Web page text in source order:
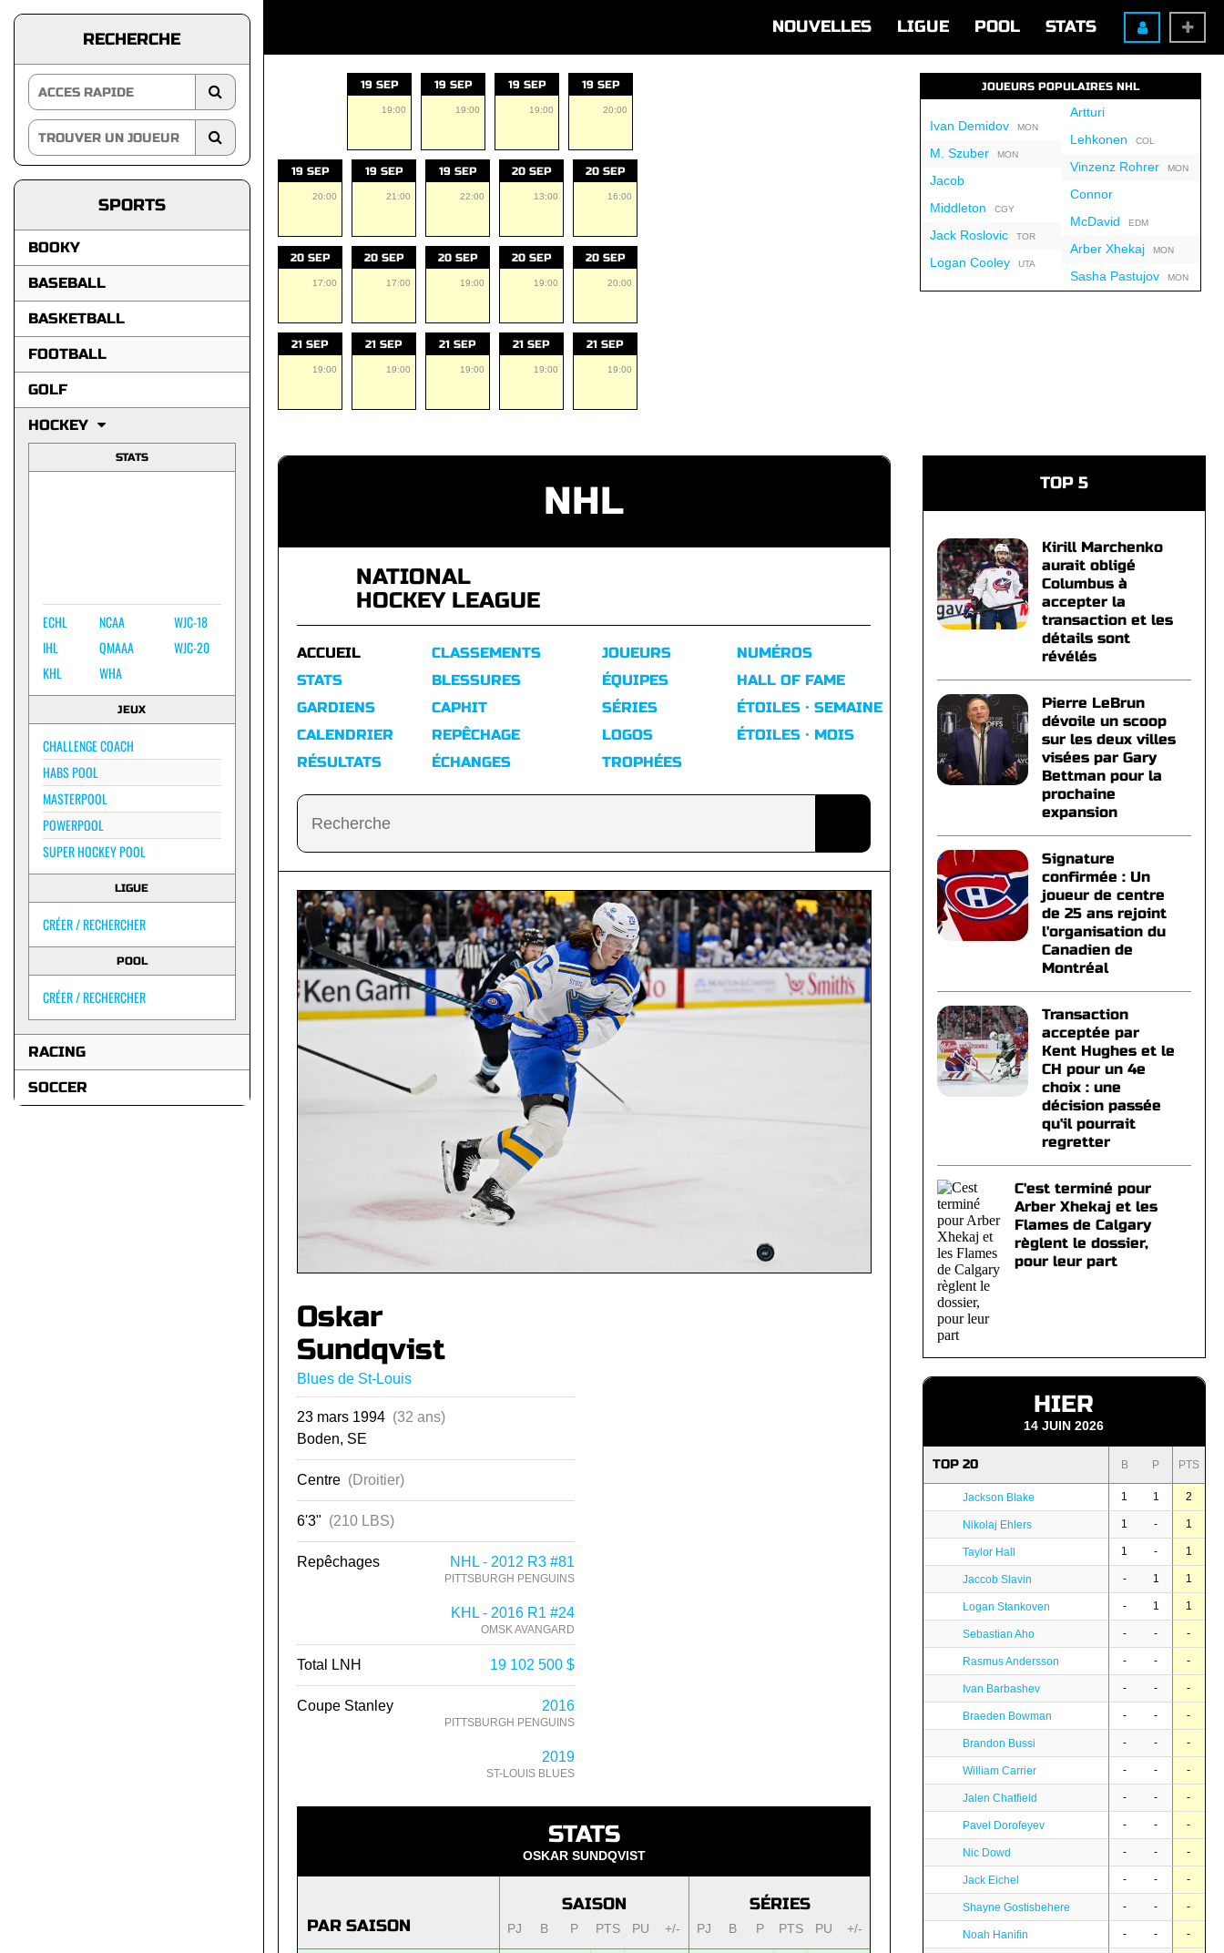
NOUVELLES LIGUE POOL STATS
RECHERCHE
SPORTS
BOOKY
BASEBALL
BASKETBALL
FOOTBALL
GOLF
HOCKEY
STATS
ECHL
IHL
KHL
NCAA
QMAAA
WHA
WJC-18
WJC-20
JEUX
CHALLENGE COACH
HABS POOL
MASTERPOOL
POWERPOOL
SUPER HOCKEY POOL
LIGUE
CRÉER / RECHERCHER
POOL
CRÉER / RECHERCHER
RACING
SOCCER
19 SEP
19:00
19 SEP
19:00
19 SEP
19:00
19 SEP
20:00
19 SEP
20:00
19 SEP
21:00
19 SEP
22:00
20 SEP
13:00
20 SEP
16:00
20 SEP
17:00
20 SEP
17:00
20 SEP
19:00
20 SEP
19:00
20 SEP
20:00
21 SEP
19:00
21 SEP
19:00
21 SEP
19:00
21 SEP
19:00
21 SEP
19:00
JOUEURS POPULAIRES NHL
Ivan DemidovMON
M. SzuberMON
Jacob
Middleton CGY
Jack RoslovicTOR
Logan CooleyUTA
Artturi
Lehkonen COL
Vinzenz RohrerMON
Connor
McDavid EDM
Arber XhekajMON
Sasha PastujovMON
NHL
NATIONAL
HOCKEY LEAGUE
ACCUEIL
STATS
GARDIENS
CALENDRIER
RÉSULTATS
CLASSEMENTS
BLESSURES
CAPHIT
REPÊCHAGE
ÉCHANGES
JOUEURS
ÉQUIPES
SÉRIES
LOGOS
TROPHÉES
NUMÉROS
HALL OF FAME
ÉTOILES · SEMAINE
ÉTOILES · MOIS
Oskar
Sundqvist
Blues de St-Louis
23 mars 1994 (32 ans)
Boden, SE
Centre (Droitier)
6'3" (210 LBS)
Repêchages NHL - 2012 R3 #81
PITTSBURGH PENGUINS
KHL - 2016 R1 #24
OMSK AVANGARD
Total LNH 19 102 500 $
Coupe Stanley 2016
PITTSBURGH PENGUINS
2019
ST-LOUIS BLUES
STATS
OSKAR SUNDQVIST
PAR SAISON
SAISON SÉRIES
PJ B P PTS PU +/- PJ B P PTS PU +/-
TOP 5
Kirill Marchenko
aurait obligé
Columbus à
accepter la
transaction et les
détails sont
révélés
Pierre LeBrun
dévoile un scoop
sur les deux villes
visées par Gary
Bettman pour la
prochaine
expansion
Signature
confirmée : Un
joueur de centre
de 25 ans rejoint
l'organisation du
Canadien de
Montréal
Transaction
acceptée par
Kent Hughes et le
CH pour un 4e
choix : une
décision passée
qu'il pourrait
regretter
C'est terminé pour
Arber Xhekaj et les
Flames de Calgary
règlent le dossier,
pour leur part
HIER
14 JUIN 2026
TOP 20 B P PTS
Jackson Blake 1 1 2
Nikolaj Ehlers 1 - 1
Taylor Hall 1 - 1
Jaccob Slavin - 1 1
Logan Stankoven - 1 1
Sebastian Aho - - -
Rasmus Andersson - - -
Ivan Barbashev - - -
Braeden Bowman - - -
Brandon Bussi - - -
William Carrier - - -
Jalen Chatfield - - -
Pavel Dorofeyev - - -
Nic Dowd - - -
Jack Eichel - - -
Shayne Gostisbehere - - -
Noah Hanifin - - -